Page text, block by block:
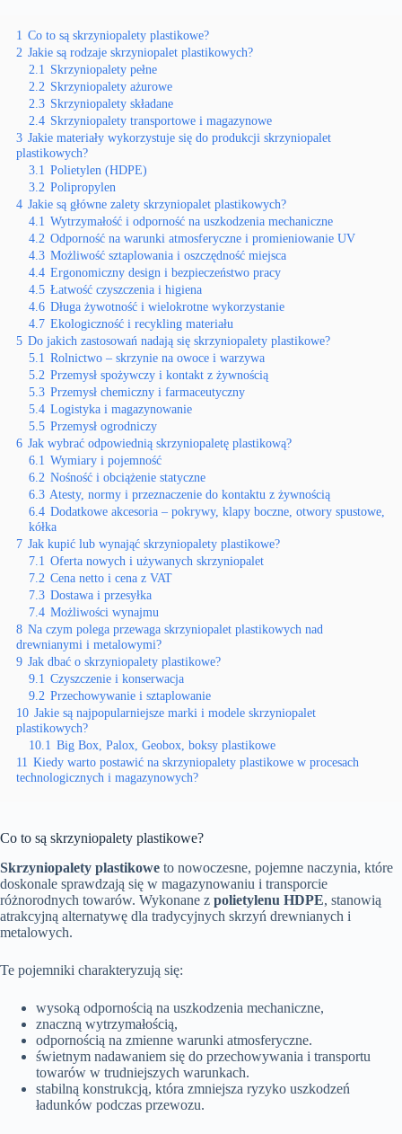
1 Co to są skrzyniopalety plastikowe?
2 Jakie są rodzaje skrzyniopalet plastikowych?
2.1 Skrzyniopalety pełne
2.2 Skrzyniopalety ażurowe
2.3 Skrzyniopalety składane
2.4 Skrzyniopalety transportowe i magazynowe
3 Jakie materiały wykorzystuje się do produkcji skrzyniopalet
plastikowych?
3.1 Polietylen (HDPE)
3.2 Polipropylen
4 Jakie są główne zalety skrzyniopalet plastikowych?
4.1 Wytrzymałość i odporność na uszkodzenia mechaniczne
4.2 Odporność na warunki atmosferyczne i promieniowanie UV
4.3 Możliwość sztaplowania i oszczędność miejsca
4.4 Ergonomiczny design i bezpieczeństwo pracy
4.5 Łatwość czyszczenia i higiena
4.6 Długa żywotność i wielokrotne wykorzystanie
4.7 Ekologiczność i recykling materiału
5 Do jakich zastosowań nadają się skrzyniopalety plastikowe?
5.1 Rolnictwo – skrzynie na owoce i warzywa
5.2 Przemysł spożywczy i kontakt z żywnością
5.3 Przemysł chemiczny i farmaceutyczny
5.4 Logistyka i magazynowanie
5.5 Przemysł ogrodniczy
6 Jak wybrać odpowiednią skrzyniopaletę plastikową?
6.1 Wymiary i pojemność
6.2 Nośność i obciążenie statyczne
6.3 Atesty, normy i przeznaczenie do kontaktu z żywnością
6.4 Dodatkowe akcesoria – pokrywy, klapy boczne, otwory spustowe,
kółka
7 Jak kupić lub wynająć skrzyniopalety plastikowe?
7.1 Oferta nowych i używanych skrzyniopalet
7.2 Cena netto i cena z VAT
7.3 Dostawa i przesyłka
7.4 Możliwości wynajmu
8 Na czym polega przewaga skrzyniopalet plastikowych nad
drewnianymi i metalowymi?
9 Jak dbać o skrzyniopalety plastikowe?
9.1 Czyszczenie i konserwacja
9.2 Przechowywanie i sztaplowanie
10 Jakie są najpopularniejsze marki i modele skrzyniopalet
plastikowych?
10.1 Big Box, Palox, Geobox, boksy plastikowe
11 Kiedy warto postawić na skrzyniopalety plastikowe w procesach
technologicznych i magazynowych?
Co to są skrzyniopalety plastikowe?
Skrzyniopalety plastikowe to nowoczesne, pojemne naczynia, które
doskonale sprawdzają się w magazynowaniu i transporcie
różnorodnych towarów. Wykonane z polietylenu HDPE, stanowią
atrakcyjną alternatywę dla tradycyjnych skrzyń drewnianych i
metalowych.
Te pojemniki charakteryzują się:
wysoką odpornością na uszkodzenia mechaniczne,
znaczną wytrzymałością,
odpornością na zmienne warunki atmosferyczne.
świetnym nadawaniem się do przechowywania i transportu
towarów w trudniejszych warunkach.
stabilną konstrukcją, która zmniejsza ryzyko uszkodzeń
ładunków podczas przewozu.